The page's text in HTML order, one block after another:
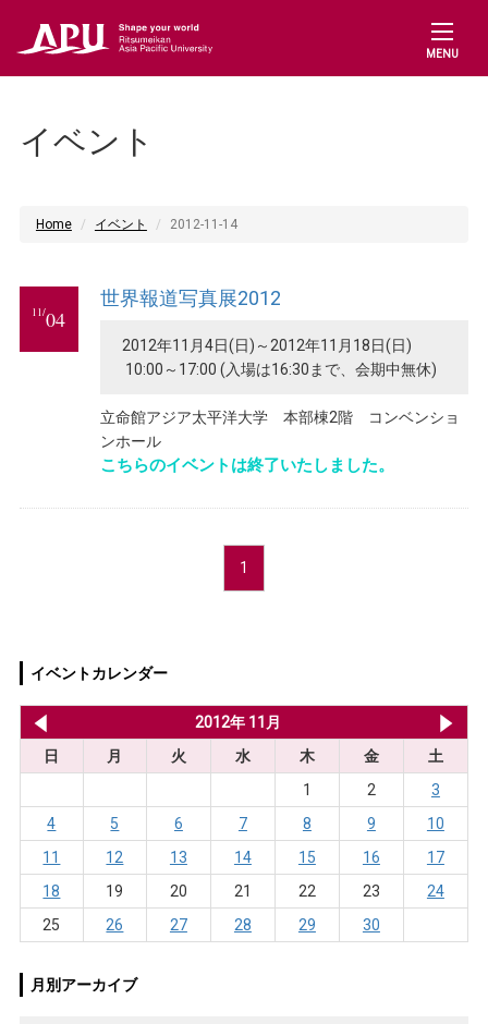
MENU
イベント
Home イベント 2012-11-14
11/04
世界報道写真展2012
2012年11月4日(日)～2012年11月18日(日)
10:00～17:00 (入場は16:30まで、会期中無休)
立命館アジア太平洋大学 本部棟2階 コンベンショ
ンホール
こちらのイベントは終了いたしました。
1
イベントカレンダー
2012年 11月
日
月 火 水 木 金
土
1
2
3
4
5 6 7 8 9
10
11
12 13 14 15 16
17
18
19 20 21 22 23
24
25
26 27 28 29 30
月別アーカイブ